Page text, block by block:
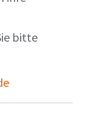
bitte